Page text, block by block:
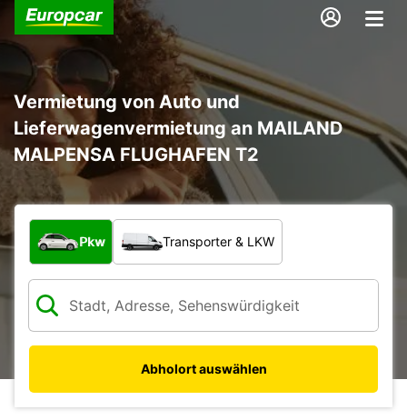
Vermietung von Auto und
Lieferwagenvermietung an MAILAND
MALPENSA FLUGHAFEN T2
Welche Art von Fahrzeug?
Pkw Transporter & LKW
Abholort auswählen